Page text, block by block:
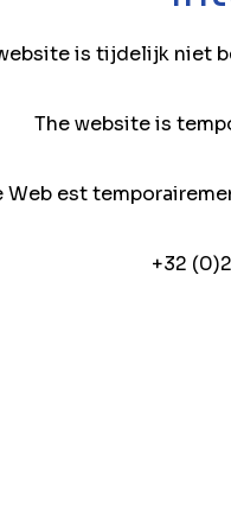
is tijdelijk niet
The website is
Web est
+32